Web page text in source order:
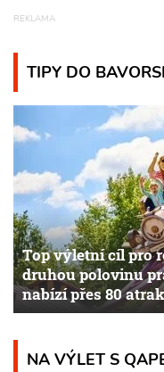
TIPY DO
Top výletní cíl pro
druhou polovinu
nabízí přes 80
NA VÝLET S